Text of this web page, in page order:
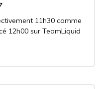
11h30 comme
12h00 sur TeamLiquid